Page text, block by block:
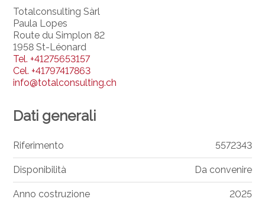
Totalconsulting Sàrl
Paula Lopes
Route du Simplon 82
1958 St-Léonard
Tel.+41275653157
Cel.+41797417863
info@totalconsulting.ch
Dati generali
Riferimento 5572343
Disponibilità Da convenire
Anno costruzione 2025